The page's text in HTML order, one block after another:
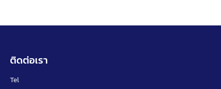
ติดต่อเรา
Tel